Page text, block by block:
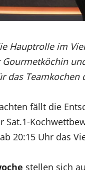
Hauptrolle im
das
fällt die
Sat.1-
20:15 Uhr das
stellen sich